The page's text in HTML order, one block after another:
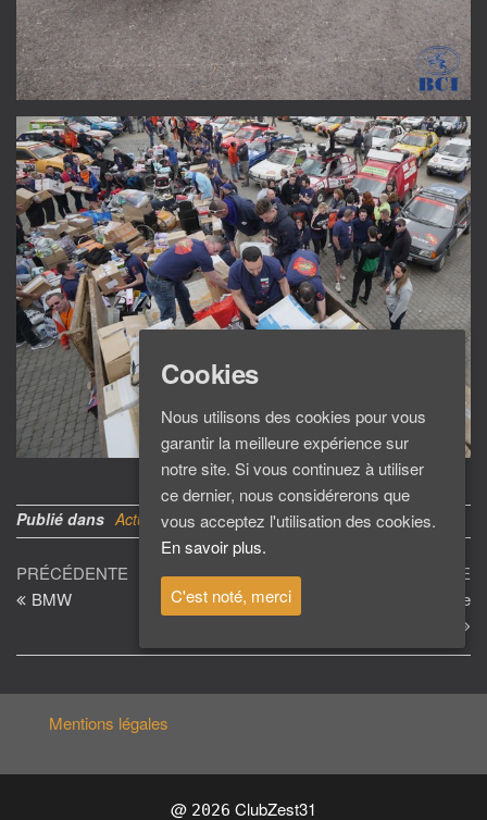
Publié dans Actu du Club
Navigation
de
l’article
Article
précédent
PRÉCÉDENTE
BMW
SUIVANTE
Soirée Prestige de fin d’année
Mentions légales
@ 2026 ClubZest31
Cookies
Nous utilisons des cookies pour vous
garantir la meilleure expérience sur
notre site. Si vous continuez à utiliser
ce dernier, nous considérerons que
vous acceptez l'utilisation des cookies.
En savoir plus.
C'est noté, merci